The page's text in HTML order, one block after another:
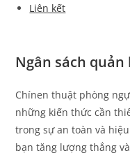
Liên kết
Ngân sách quản
Chínen thuật phòng
những kiến thức cần
trong sự an toàn và
bạn tăng lượng thắng